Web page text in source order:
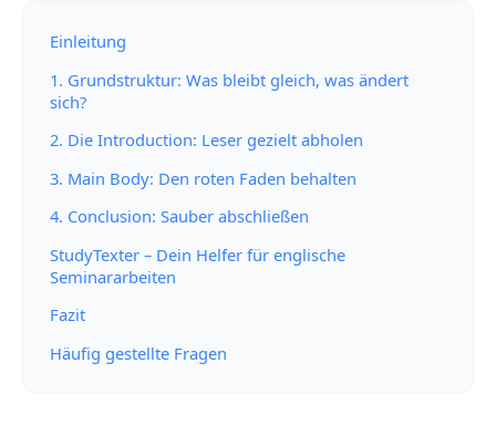
Einleitung
1. Grundstruktur: Was bleibt gleich, was ändert
sich?
2. Die Introduction: Leser gezielt abholen
3. Main Body: Den roten Faden behalten
4. Conclusion: Sauber abschließen
StudyTexter – Dein Helfer für englische
Seminararbeiten
Fazit
Häufig gestellte Fragen